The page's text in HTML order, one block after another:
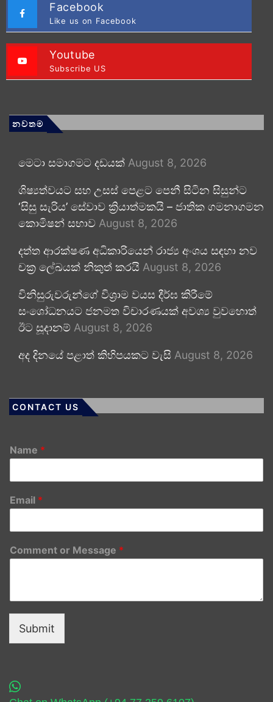
Facebook
Like us on Facebook
Youtube
Subscribe US
නවතම
මෙටා සමාගමට දඩයක් August 8, 2026
ශිෂ්‍යත්වයට සහ උසස් පෙළට පෙනී සිටින සිසුන්ට
‘සිසු සැරිය’ සේවාව ක්‍රියාත්මකයි – ජාතික ගමනාගමන
කොමිෂන් සභාව August 8, 2026
දත්ත ආරක්ෂණ අධිකාරියෙන් රාජ්‍ය අංශය සඳහා නව
චක්‍ර ලේඛයක් නිකුත් කරයි August 8, 2026
විනිසුරුවරුන්ගේ විශ්‍රාම වයස දීර්ඝ කිරීමේ
සංශෝධනයට ජනමත විචාරණයක් අවශ්‍ය වුවහොත්
ඊට සූදානම් August 8, 2026
අද දිනයේ පළාත් කිහිපයකට වැසි August 8, 2026
CONTACT US
Name *
Email *
Comment or Message *
Submit